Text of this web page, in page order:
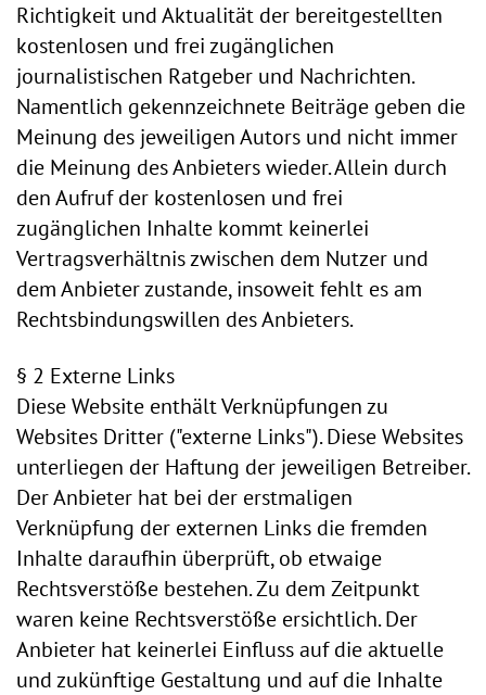
Richtigkeit und Aktualität der bereitgestellten
kostenlosen und frei zugänglichen
journalistischen Ratgeber und Nachrichten.
Namentlich gekennzeichnete Beiträge geben die
Meinung des jeweiligen Autors und nicht immer
die Meinung des Anbieters wieder. Allein durch
den Aufruf der kostenlosen und frei
zugänglichen Inhalte kommt keinerlei
Vertragsverhältnis zwischen dem Nutzer und
dem Anbieter zustande, insoweit fehlt es am
Rechtsbindungswillen des Anbieters.
§ 2 Externe Links
Diese Website enthält Verknüpfungen zu
Websites Dritter ("externe Links"). Diese Websites
unterliegen der Haftung der jeweiligen Betreiber.
Der Anbieter hat bei der erstmaligen
Verknüpfung der externen Links die fremden
Inhalte daraufhin überprüft, ob etwaige
Rechtsverstöße bestehen. Zu dem Zeitpunkt
waren keine Rechtsverstöße ersichtlich. Der
Anbieter hat keinerlei Einfluss auf die aktuelle
und zukünftige Gestaltung und auf die Inhalte